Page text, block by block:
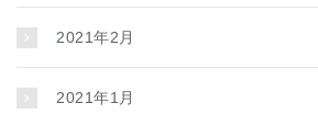
2021年2月
2021年1月